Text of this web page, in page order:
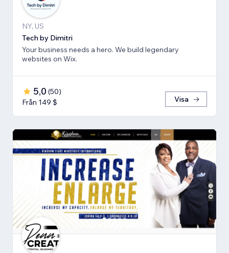
NY, US
Tech by Dimitri
Your business needs a hero. We build legendary
websites on Wix.
5,0 (50)
Från 149 $
Visa